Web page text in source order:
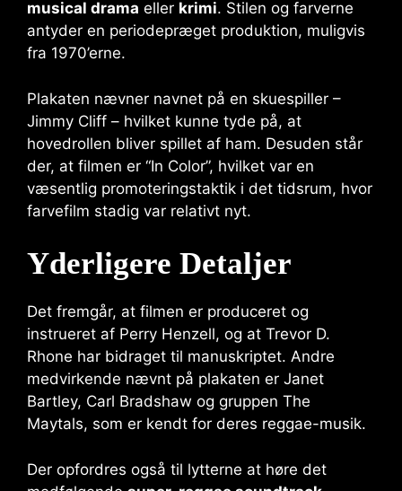
musical drama eller krimi. Stilen og farverne
antyder en periodepræget produktion, muligvis
fra 1970’erne.
Plakaten nævner navnet på en skuespiller –
Jimmy Cliff – hvilket kunne tyde på, at
hovedrollen bliver spillet af ham. Desuden står
der, at filmen er “In Color”, hvilket var en
væsentlig promoteringstaktik i det tidsrum, hvor
farvefilm stadig var relativt nyt.
Yderligere Detaljer
Det fremgår, at filmen er produceret og
instrueret af Perry Henzell, og at Trevor D.
Rhone har bidraget til manuskriptet. Andre
medvirkende nævnt på plakaten er Janet
Bartley, Carl Bradshaw og gruppen The
Maytals, som er kendt for deres reggae-musik.
Der opfordres også til lytterne at høre det